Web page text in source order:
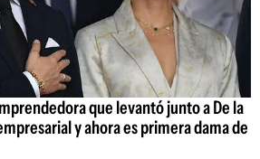
que levantó junto a De la
y ahora es primera dama de